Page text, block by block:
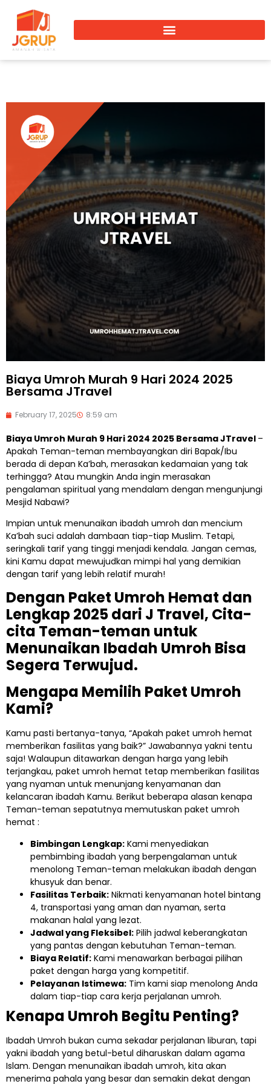
Biaya Umroh Murah 9 Hari 2024 2025
Bersama JTravel
February 17, 2025 8:59 am
Biaya Umroh Murah 9 Hari 2024 2025 Bersama JTravel –
Apakah Teman-teman membayangkan diri Bapak/Ibu
berada di depan Ka’bah, merasakan kedamaian yang tak
terhingga? Atau mungkin Anda ingin merasakan
pengalaman spiritual yang mendalam dengan mengunjungi
Mesjid Nabawi?
Impian untuk menunaikan ibadah umroh dan mencium
Ka’bah suci adalah dambaan tiap-tiap Muslim. Tetapi,
seringkali tarif yang tinggi menjadi kendala. Jangan cemas,
kini Kamu dapat mewujudkan mimpi hal yang demikian
dengan tarif yang lebih relatif murah!
Dengan Paket Umroh Hemat dan
Lengkap 2025 dari J Travel, Cita-
cita Teman-teman untuk
Menunaikan Ibadah Umroh Bisa
Segera Terwujud.
Mengapa Memilih Paket Umroh
Kami?
Kamu pasti bertanya-tanya, “Apakah paket umroh hemat
memberikan fasilitas yang baik?” Jawabannya yakni tentu
saja! Walaupun ditawarkan dengan harga yang lebih
terjangkau, paket umroh hemat tetap memberikan fasilitas
yang nyaman untuk menunjang kenyamanan dan
kelancaran ibadah Kamu. Berikut beberapa alasan kenapa
Teman-teman sepatutnya memutuskan paket umroh
hemat :
Bimbingan Lengkap: Kami menyediakan
pembimbing ibadah yang berpengalaman untuk
menolong Teman-teman melakukan ibadah dengan
khusyuk dan benar.
Fasilitas Terbaik: Nikmati kenyamanan hotel bintang
4, transportasi yang aman dan nyaman, serta
makanan halal yang lezat.
Jadwal yang Fleksibel: Pilih jadwal keberangkatan
yang pantas dengan kebutuhan Teman-teman.
Biaya Relatif: Kami menawarkan berbagai pilihan
paket dengan harga yang kompetitif.
Pelayanan Istimewa: Tim kami siap menolong Anda
dalam tiap-tiap cara kerja perjalanan umroh.
Kenapa Umroh Begitu Penting?
Ibadah Umroh bukan cuma sekadar perjalanan liburan, tapi
yakni ibadah yang betul-betul diharuskan dalam agama
Islam. Dengan menunaikan ibadah umroh, kita akan
menerima pahala yang besar dan semakin dekat dengan